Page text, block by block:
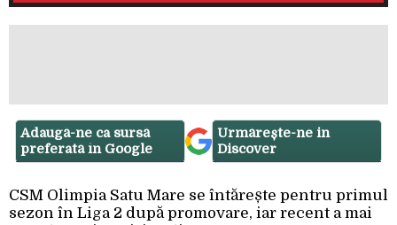
Adaugă-ne ca sursă
preferată în Google
Urmărește-ne in
Discover
CSM Olimpia Satu Mare se întărește pentru primul
sezon în Liga 2 după promovare, iar recent a mai